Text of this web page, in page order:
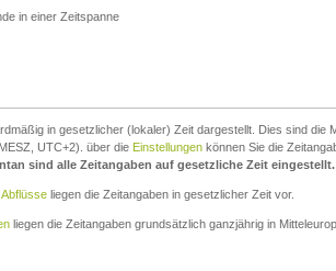
in einer Zeitspanne
in gesetzlicher (lokaler) Zeit dargestellt. Dies sind die
UTC+2). über die Einstellungen können Sie die
sind alle Zeitangaben auf gesetzliche Zeit eingestellt.
liegen die Zeitangaben in gesetzlicher Zeit vor.
liegen die Zeitangaben grundsätzlich ganzjährig in